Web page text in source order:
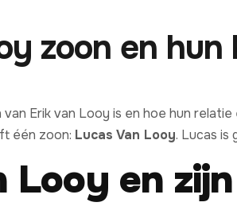
zoon en hun
Erik van Looy is en hoe hun
één zoon: Lucas Van Looy. Lucas is
Looy en